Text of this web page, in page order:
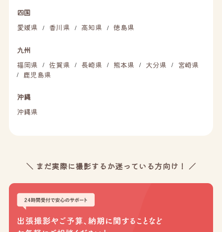
四国
愛媛県
/ 香川県 / 高知県 / 徳島県
九州
福岡県
/ 佐賀県 / 長崎県 / 熊本県 / 大分県 / 宮崎県
/ 鹿児島県
沖縄
沖縄県
＼ まだ実際に撮影するか迷っている方向け！ ／